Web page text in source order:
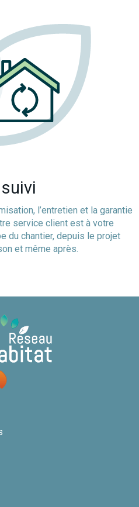
l’entretien et la garantie
service client est à votre
du chantier, depuis le projet
et même après.